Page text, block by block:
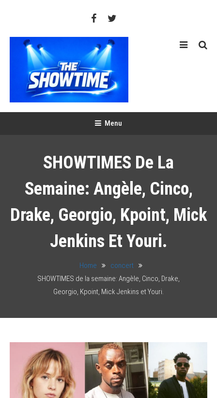
Menu
SHOWTIMES De La
Semaine: Angèle, Cinco,
Drake, Georgio, Kpoint, Mick
Jenkins Et Youri.
Home
concert
SHOWTIMES de la semaine: Angèle, Cinco, Drake,
Georgio, Kpoint, Mick Jenkins et Youri.